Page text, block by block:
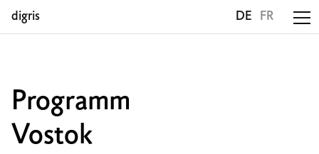
digris DE FR
Programm
Vostok